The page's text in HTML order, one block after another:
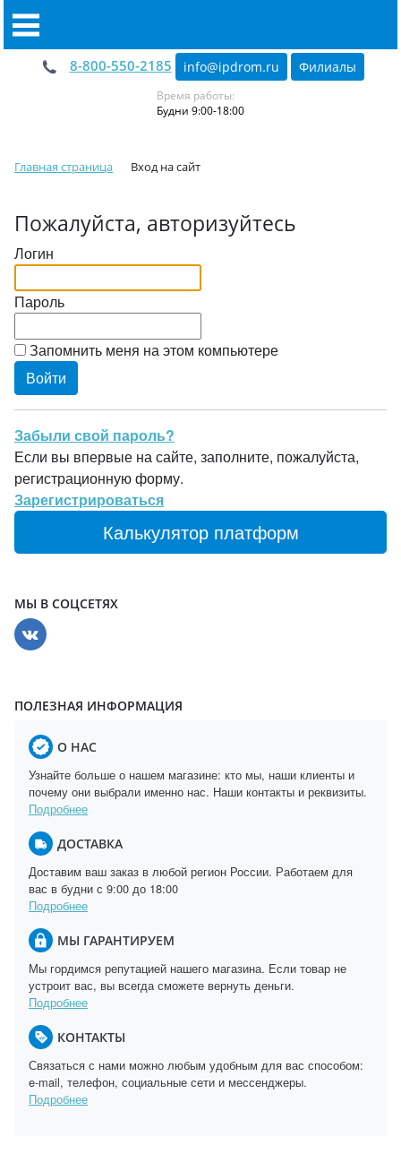
8-800-550-2185 info@ipdrom.ru Филиалы
Время работы:
Будни 9:00-18:00
Главная страница Вход на сайт
Пожалуйста, авторизуйтесь
Логин
Пароль
Запомнить меня на этом компьютере
Забыли свой пароль?
Если вы впервые на сайте, заполните, пожалуйста,
регистрационную форму.
Зарегистрироваться
Калькулятор платформ
МЫ В СОЦСЕТЯХ
ПОЛЕЗНАЯ ИНФОРМАЦИЯ
О НАС
Узнайте больше о нашем магазине: кто мы, наши клиенты и
почему они выбрали именно нас. Наши контакты и реквизиты.
Подробнее
ДОСТАВКА
Доставим ваш заказ в любой регион России. Работаем для
вас в будни с 9:00 до 18:00
Подробнее
МЫ ГАРАНТИРУЕМ
Мы гордимся репутацией нашего магазина. Если товар не
устроит вас, вы всегда сможете вернуть деньги.
Подробнее
КОНТАКТЫ
Связаться с нами можно любым удобным для вас способом:
e-mail, телефон, социальные сети и мессенджеры.
Подробнее